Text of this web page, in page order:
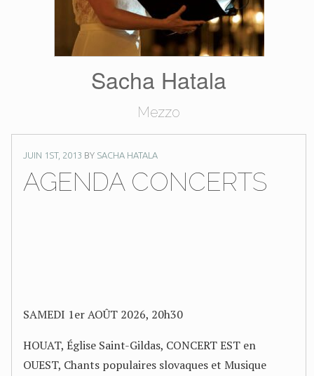
Sacha Hatala
Mezzo
JUIN 1ST, 2013 BY SACHA HATALA
AGENDA CONCERTS
SAMEDI 1er AOÛT 2026, 20h30
HOUAT, Église Saint-Gildas, CONCERT EST en
OUEST, Chants populaires slovaques et Musique